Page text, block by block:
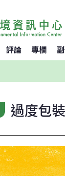
評論 專欄
過度包裝